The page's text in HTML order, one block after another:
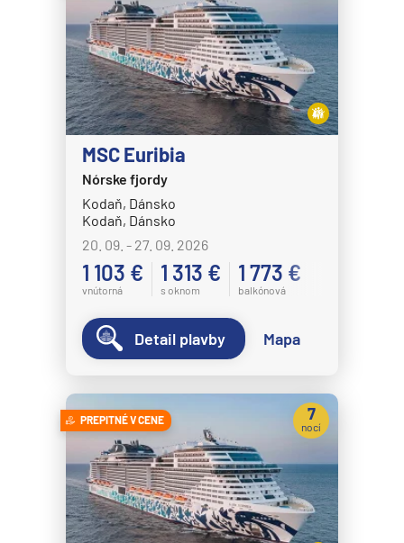
MSC Euribia
Nórske fjordy
Kodaň, Dánsko
Kodaň, Dánsko
20. 09. - 27. 09. 2026
1 103 €
vnútorná
1 313 €
s oknom
1 773 €
balkónová
Detail plavby Mapa
PREPITNÉ V CENE 7
nocí